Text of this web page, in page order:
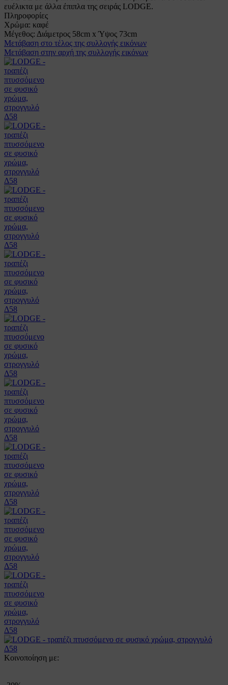
ευέλικτα με άλλα έπιπλα της σειράς LODGE.
Πληροφορίες
Χρώμα: καφέ
Μέγεθος: Διάμετρος 58cm x Ύψος 73cm
Μετάβαση στο τέλος της συλλογής εικόνων
Μετάβαση στην αρχή της συλλογής εικόνων
Κοινοποίηση με: